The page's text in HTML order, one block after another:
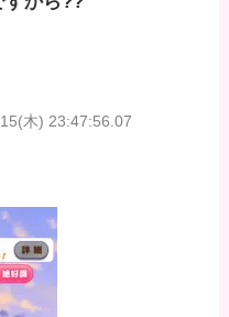
木) 23:47:56.07